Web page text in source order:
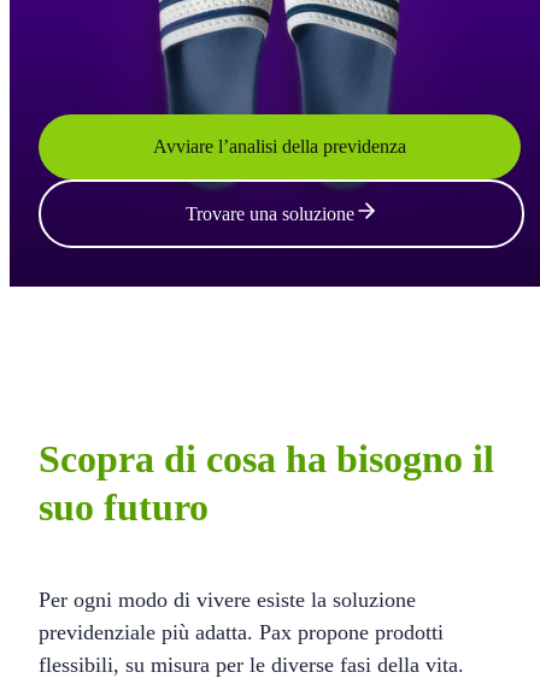
Avviare l’analisi della previdenza
Trovare una soluzione
Scopra di cosa ha bisogno il
suo futuro
Per ogni modo di vivere esiste la soluzione
previdenziale più adatta. Pax propone prodotti
flessibili, su misura per le diverse fasi della vita.